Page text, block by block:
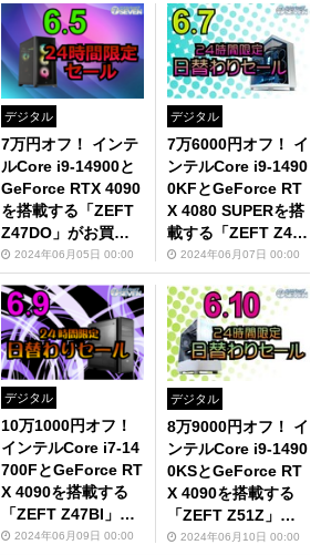
デジタル
7万円オフ！ インテ
ルCore i9-14900と
GeForce RTX 4090
を搭載する「ZEFT
Z47DO」がお買い
得2024年06月05日 00:00
デジタル
7万6000円オフ！ イ
ンテルCore i9-1490
0KFとGeForce RT
X 4080 SUPERを搭
載する「ZEFT Z45
CA」は見逃せな
い！
2024年06月07日 00:00
デジタル
10万1000円オフ！
インテルCore i7-14
700FとGeForce RT
X 4090を搭載する
「ZEFT Z47BI」が
超お得
2024年06月09日 00:00
デジタル
8万9000円オフ！ イ
ンテルCore i9-1490
0KSとGeForce RT
X 4090を搭載する
「ZEFT Z51Z」が
特価に
2024年06月10日 00:00